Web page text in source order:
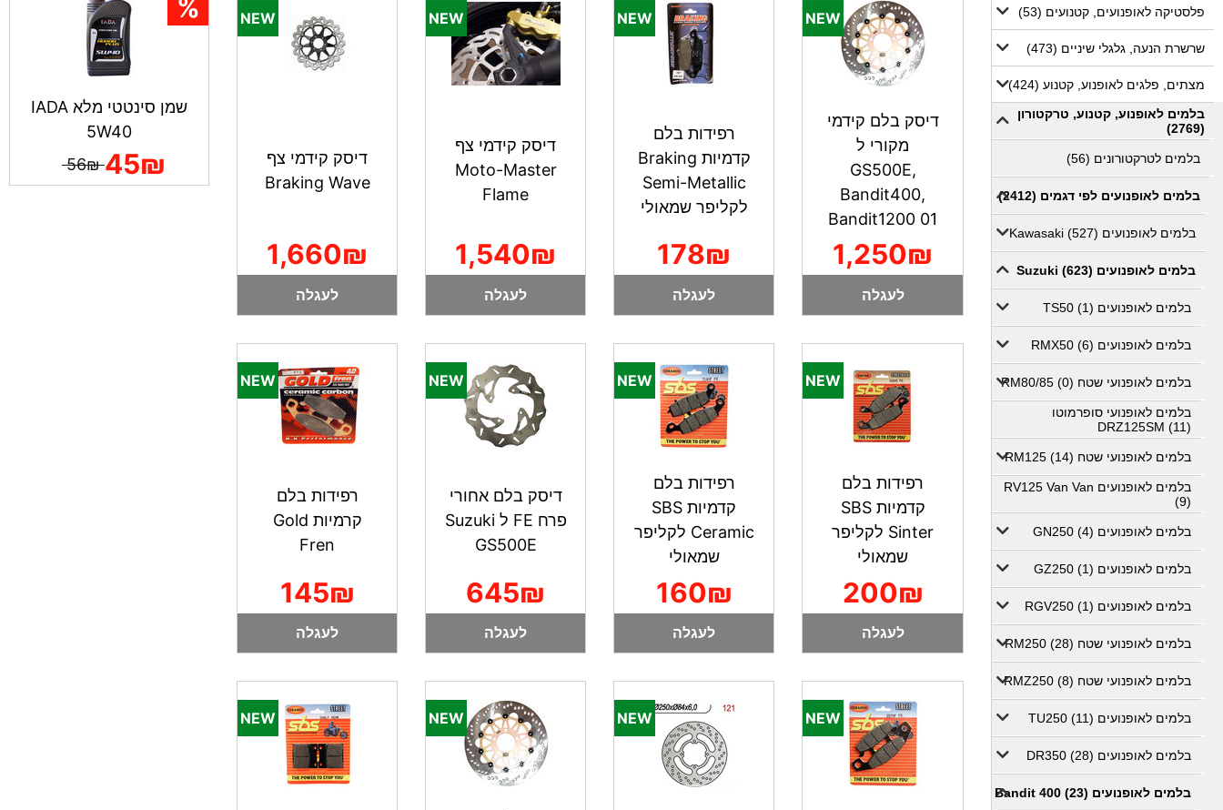
פלסטיקה לאופנועים, קטנועים (53)
שרשרת הנעה, גלגלי שיניים (473)
מצתים, פלגים לאופנוע, קטנוע (424)
בלמים לאופנוע, קטנוע, טרקטורון
(2769)
בלמים לטרקטורונים (56)
בלמים לאופנועים לפי דגמים (2412)
בלמים לאופנועים Kawasaki (527)
בלמים לאופנועים Suzuki (623)
בלמים לאופנועים TS50 (1)
בלמים לאופנועים RMX50 (6)
בלמים לאופנועי שטח RM80/85 (0)
בלמים לאופנועי סופרמוטו
DRZ125SM (11)
בלמים לאופנועי שטח RM125 (14)
בלמים לאופנועים RV125 Van Van
(9)
בלמים לאופנועים GN250 (4)
בלמים לאופנועים GZ250 (1)
בלמים לאופנועים RGV250 (1)
בלמים לאופנועי שטח RM250 (28)
בלמים לאופנועי שטח RMZ250 (8)
בלמים לאופנועים TU250 (11)
בלמים לאופנועים DR350 (28)
בלמים לאופנועים Bandit 400 (23)
דיסק בלם קידמי
מקורי ל
GS500E,
Bandit400,
Bandit1200 01
1,250₪
לעגלה
רפידות בלם
קדמיות Braking
Semi-Metallic
לקליפר שמאולי
178₪
לעגלה
דיסק קידמי צף
Moto-Master
Flame
1,540₪
לעגלה
דיסק קידמי צף
Braking Wave
1,660₪
לעגלה
רפידות בלם
קדמיות SBS
Sinter לקליפר
שמאולי
200₪
לעגלה
רפידות בלם
קדמיות SBS
Ceramic לקליפר
שמאולי
160₪
לעגלה
דיסק בלם אחורי
פרח FE ל Suzuki
GS500E
645₪
לעגלה
רפידות בלם
קרמיות Gold
Fren
145₪
לעגלה
שמן סינטטי מלא IADA
5W40
45₪
56₪